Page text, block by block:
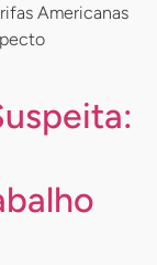
Americanas